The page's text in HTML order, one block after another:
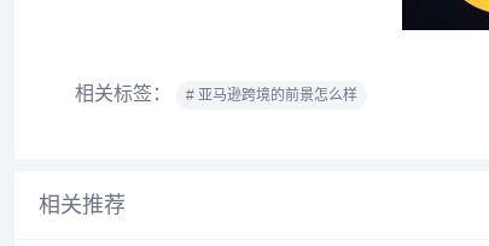
相关标签： # 亚马逊跨境的前景怎么样
相关推荐